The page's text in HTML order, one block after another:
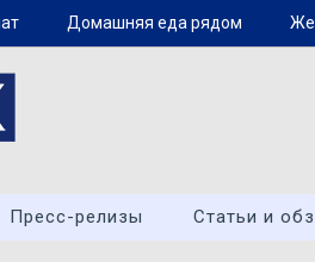
Домашняя еда рядом
Пресс-релизы Статьи и